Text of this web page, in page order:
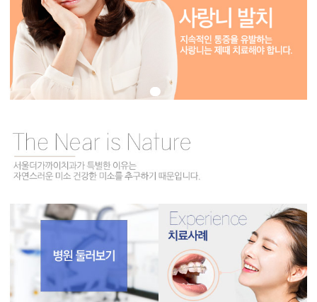
•
•
•